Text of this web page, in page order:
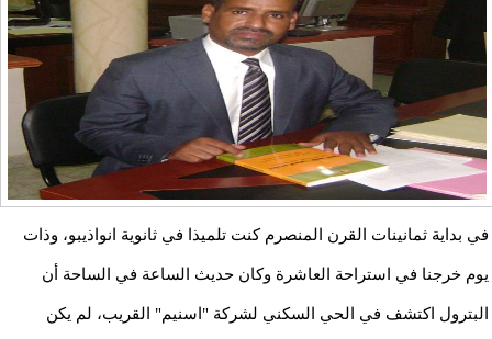
في بداية ثمانينات القرن المنصرم كنت تلميذا في ثانوية انواذيبو، وذات
يوم خرجنا في استراحة العاشرة وكان حديث الساعة في الساحة أن
البترول اكتشف في الحي السكني لشركة "اسنيم" القريب، لم يكن